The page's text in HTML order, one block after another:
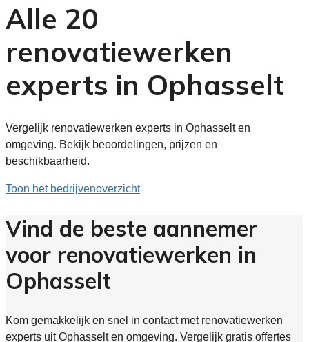
Alle 20
renovatiewerken
experts in Ophasselt
Vergelijk renovatiewerken experts in Ophasselt en
omgeving. Bekijk beoordelingen, prijzen en
beschikbaarheid.
Toon het bedrijvenoverzicht
Vind de beste aannemer
voor renovatiewerken in
Ophasselt
Kom gemakkelijk en snel in contact met renovatiewerken
experts uit Ophasselt en omgeving. Vergelijk gratis offertes